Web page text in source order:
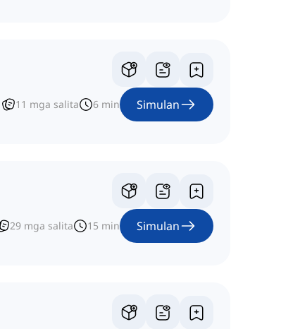
11 mga salita 6 min Simulan
29 mga salita 15 min Simulan